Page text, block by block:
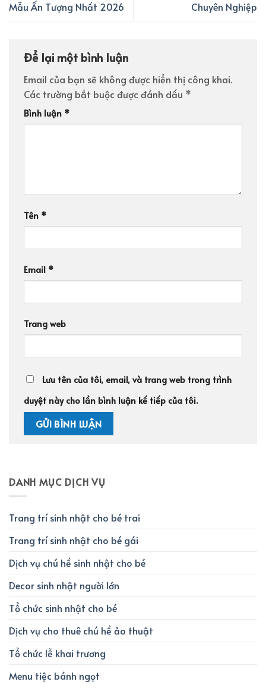
Mẫu Ấn Tượng Nhất 2026
Chuyên Nghiệp
Để lại một bình luận
Email của bạn sẽ không được hiển thị công khai.
Các trường bắt buộc được đánh dấu *
Bình luận *
Tên *
Email *
Trang web
Lưu tên của tôi, email, và trang web trong trình
duyệt này cho lần bình luận kế tiếp của tôi.
DANH MỤC DỊCH VỤ
Trang trí sinh nhật cho bé trai
Trang trí sinh nhật cho bé gái
Dịch vụ chú hề sinh nhật cho bé
Decor sinh nhật người lớn
Tổ chức sinh nhật cho bé
Dịch vụ cho thuê chú hề ảo thuật
Tổ chức lễ khai trương
Menu tiệc bánh ngọt